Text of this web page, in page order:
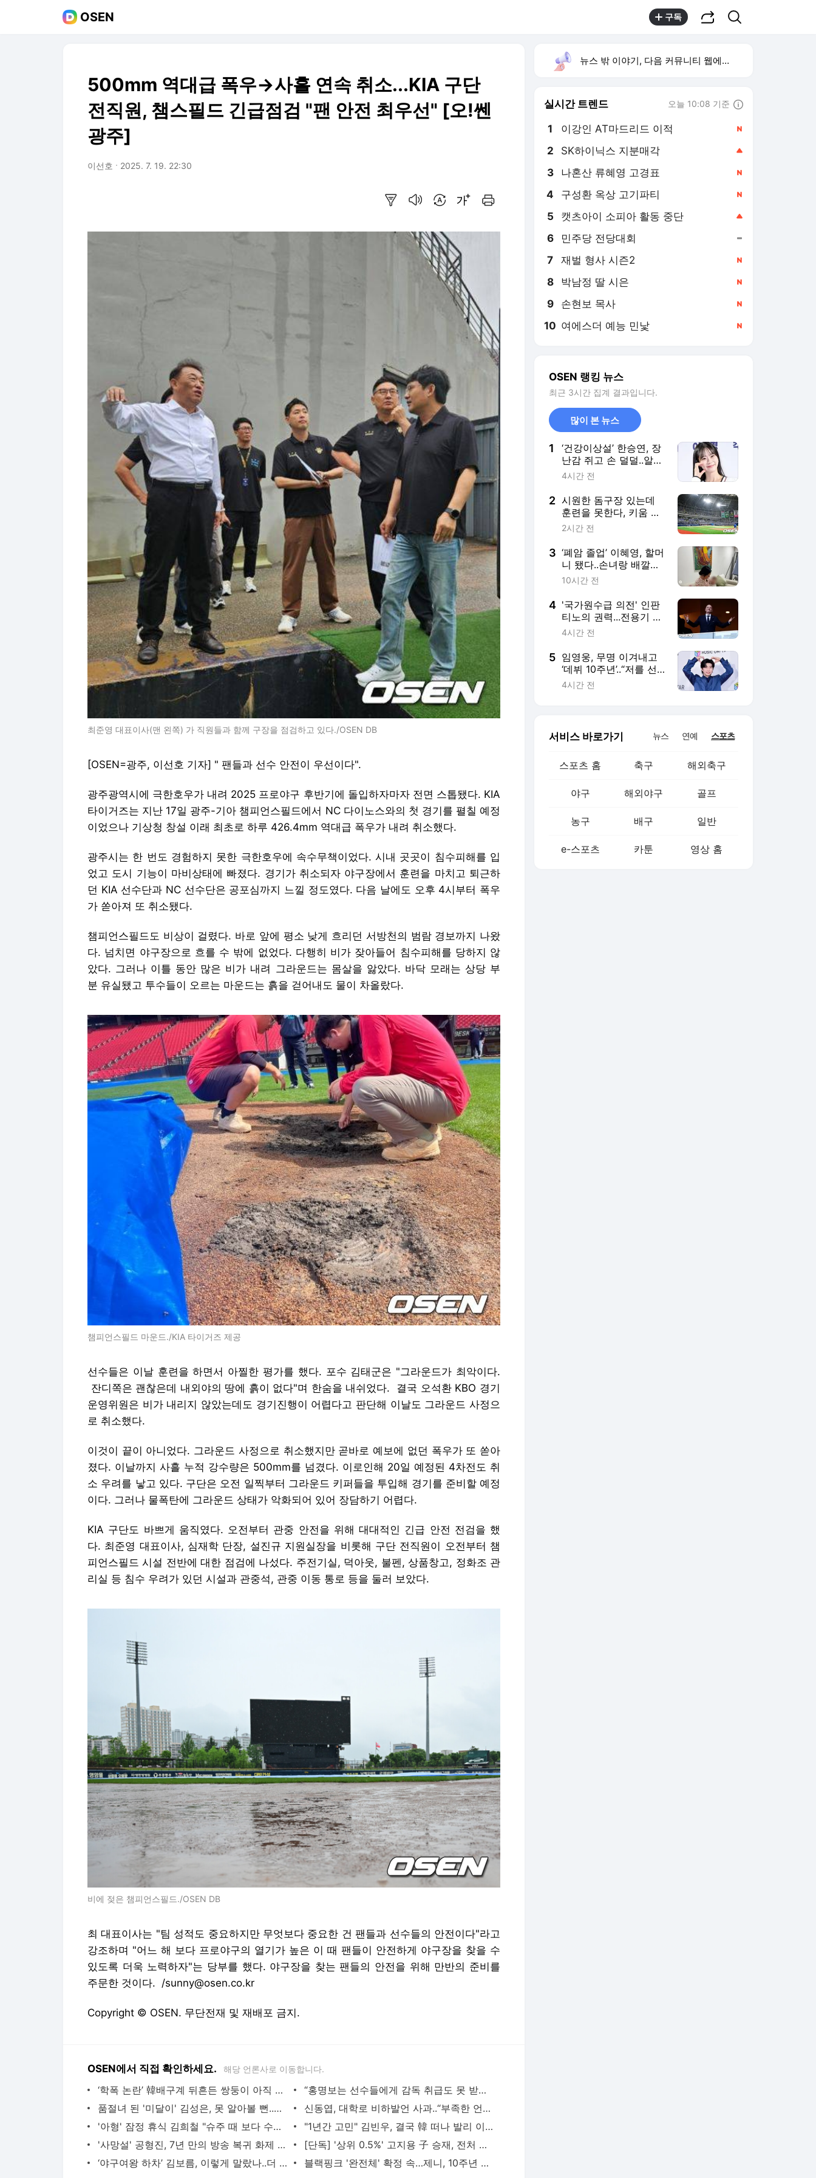
OSEN 구독
500mm 역대급 폭우→사흘 연속 취소...KIA 구단
전직원, 챔스필드 긴급점검 "팬 안전 최우선" [오!쎈
광주]
이선호 2025. 7. 19. 22:30
최준영 대표이사(맨 왼쪽) 가 직원들과 함께 구장을 점검하고 있다./OSEN DB
[OSEN=광주, 이선호 기자] " 팬들과 선수 안전이 우선이다".
광주광역시에 극한호우가 내려 2025 프로야구 후반기에 돌입하자마자 전면 스톱됐다. KIA
타이거즈는 지난 17일 광주-기아 챔피언스필드에서 NC 다이노스와의 첫 경기를 펼칠 예정
이었으나 기상청 창설 이래 최초로 하루 426.4mm 역대급 폭우가 내려 취소했다.
광주시는 한 번도 경험하지 못한 극한호우에 속수무책이었다. 시내 곳곳이 침수피해를 입
었고 도시 기능이 마비상태에 빠졌다. 경기가 취소되자 야구장에서 훈련을 마치고 퇴근하
던 KIA 선수단과 NC 선수단은 공포심까지 느낄 정도였다. 다음 날에도 오후 4시부터 폭우
가 쏟아져 또 취소됐다.
챔피언스필드도 비상이 걸렸다. 바로 앞에 평소 낮게 흐리던 서방천의 범람 경보까지 나왔
다. 넘치면 야구장으로 흐를 수 밖에 없었다. 다행히 비가 잦아들어 침수피해를 당하지 않
았다. 그러나 이틀 동안 많은 비가 내려 그라운드는 몸살을 앓았다. 바닥 모래는 상당 부
분 유실됐고 투수들이 오르는 마운드는 흙을 걷어내도 물이 차올랐다.
챔피언스필드 마운드./KIA 타이거즈 제공
선수들은 이날 훈련을 하면서 아찔한 평가를 했다. 포수 김태군은 "그라운드가 최악이다.
잔디쪽은 괜찮은데 내외야의 땅에 흙이 없다"며 한숨을 내쉬었다. 결국 오석환 KBO 경기
운영위원은 비가 내리지 않았는데도 경기진행이 어렵다고 판단해 이날도 그라운드 사정으
로 취소했다.
이것이 끝이 아니었다. 그라운드 사정으로 취소했지만 곧바로 예보에 없던 폭우가 또 쏟아
졌다. 이날까지 사흘 누적 강수량은 500mm를 넘겼다. 이로인해 20일 예정된 4차전도 취
소 우려를 낳고 있다. 구단은 오전 일찍부터 그라운드 키퍼들을 투입해 경기를 준비할 예정
이다. 그러나 물폭탄에 그라운드 상태가 악화되어 있어 장담하기 어렵다.
KIA 구단도 바쁘게 움직였다. 오전부터 관중 안전을 위해 대대적인 긴급 안전 전검을 했
다. 최준영 대표이사, 심재학 단장, 설진규 지원실장을 비롯해 구단 전직원이 오전부터 챔
피언스필드 시설 전반에 대한 점검에 나섰다. 주전기실, 덕아웃, 불펜, 상품창고, 정화조 관
리실 등 침수 우려가 있던 시설과 관중석, 관중 이동 통로 등을 둘러 보았다.
비에 젖은 챔피언스필드./OSEN DB
최 대표이사는 "팀 성적도 중요하지만 무엇보다 중요한 건 팬들과 선수들의 안전이다"라고
강조하며 "어느 해 보다 프로야구의 열기가 높은 이 때 팬들이 안전하게 야구장을 찾을 수
있도록 더욱 노력하자"는 당부를 했다. 야구장을 찾는 팬들의 안전을 위해 만반의 준비를
주문한 것이다. /sunny@osen.co.kr
Copyright © OSEN. 무단전재 및 재배포 금지.
OSEN에서 직접 확인하세요. 해당 언론사로 이동합니다.
‘학폭 논란’ 韓배구계 뒤흔든 쌍둥이 아직 현역이다! 나란히 아제르바이잔행→5년 만에 한솥
“홍명보는 선수들에게 감독 취급도 못 받았구만…” 축구팬들이 충격받은 이유…남아공전 하
품절녀 된 '미달이' 김성은, 못 알아볼 뻔..우아함 물씬 "생일 축하해"
신동엽, 대학로 비하발언 사과..“부족한 언행, 현장 노고 배려 못했다” [전문]
'아형' 잠정 휴식 김희철 "슈주 때 보다 수입 많다"…복귀 기대UP [핫피플]
"1년간 고민" 김빈우, 결국 韓 떠나 발리 이민…논란 속 새출발
'사망설' 공형진, 7년 만의 방송 복귀 화제 "1억 시계, 10개 팔아버텼다" [핫피플]
[단독] '상위 0.5%' 고지용 子 승재, 전처 허양임이 키운다…극비 이혼 2년 만 고백 (종합)
‘야구여왕 하차’ 김보름, 이렇게 말랐나..더 야위어진 근황 ‘걱정’
블랙핑크 '완전체' 확정 속…제니, 10주년 추억 꺼냈다 "함께 고마워"
뉴스 밖 이야기, 다음 커뮤니티 웹에서 보기
실시간 트렌드 오늘 10:08 기준
1 이강인 AT마드리드 이적
2 SK하이닉스 지분매각
3 나혼산 류혜영 고경표
4 구성환 옥상 고기파티
5 캣츠아이 소피아 활동 중단
6 민주당 전당대회
7 재벌 형사 시즌2
8 박남정 딸 시은
9 손현보 목사
10 여에스더 예능 민낯
OSEN 랭킹 뉴스
최근 3시간 집계 결과입니다.
많이 본 뉴스
1
‘건강이상설’ 한승연, 장
난감 쥐고 손 덜덜..알고
보니 ‘목 디스크’였다 “치
4시간 전
2 시원한 돔구장 있는데
훈련을 못한다, 키움 폭
염·콘서트 변수에 울상…
수 있을까
2시간 전
3 ‘폐암 졸업’ 이혜영, 할머
니 됐다..손녀랑 배깔고
누워 “사랑해”
10시간 전
4 '국가원수급 의전' 인판
티노의 권력...전용기 타
고 세계 정상 접선, 연봉
4시간 전
5 임영웅, 무명 이겨내고
‘데뷔 10주년’..“저를 선
택해주셔서 고맙습니다”
4시간 전
서비스 바로가기 뉴스 연예 스포츠
스포츠 홈 축구 해외축구
야구 해외야구 골프
농구 배구 일반
e-스포츠 카툰 영상 홈